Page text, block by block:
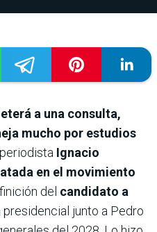
a una consulta,
mucho por estudios
Ignacio
en el movimiento
del candidato a
presidencial junto a Pedro